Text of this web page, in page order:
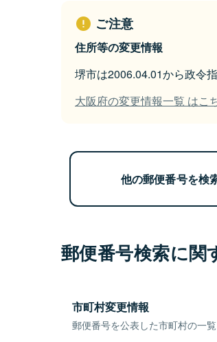
ご注意
住所等の変更情報
堺市は2006.04.01から政令
大阪府の変更情報一覧 はこ
他の郵便番号を検
郵便番号検索に関
市町村変更情報
郵便番号を公表した市町村の一